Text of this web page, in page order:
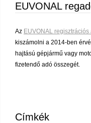
EUVONAL
Az EUVONAL
kiszámolni a 2014-ben
hajtású gépjármű vagy
fizetendő adó összegét.
Címkék